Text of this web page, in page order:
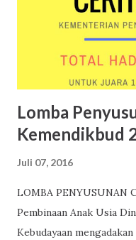
tanda tangan kepala
unik yang diberikan
Lomba
Kemendikbud
Juli 07, 2016
LOMBA PENYUSUNAN
Pembinaan Anak Usia
Kebudayaan